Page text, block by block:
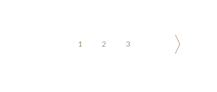
POSTS
1 2 3